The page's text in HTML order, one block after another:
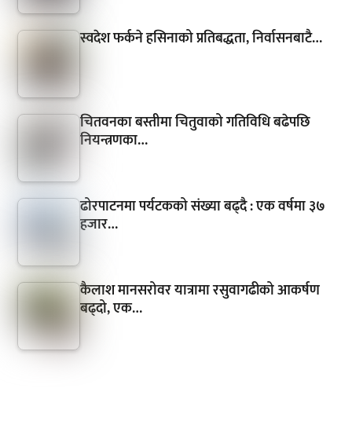
स्वदेश फर्कने हसिनाको प्रतिबद्धता, निर्वासनबाटै…
चितवनका बस्तीमा चितुवाको गतिविधि बढेपछि
नियन्त्रणका…
ढोरपाटनमा पर्यटकको संख्या बढ्दै : एक वर्षमा ३७
हजार…
कैलाश मानसरोवर यात्रामा रसुवागढीको आकर्षण
बढ्दो, एक…